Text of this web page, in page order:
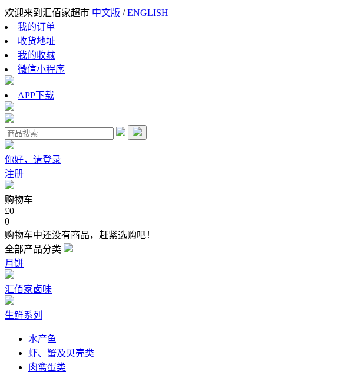
欢迎来到汇佰家超市 中文版 /ENGLISH
我的订单
收货地址
我的收藏
微信小程序
APP下载
你好，请登录
注册
购物车
£0
0
购物车中还没有商品，赶紧选购吧！
全部产品分类
月饼
汇佰家卤味
生鲜系列
水产鱼
虾、蟹及贝壳类
肉禽蛋类